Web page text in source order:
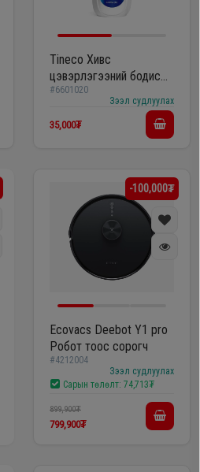
Tineco Хивс
цэвэрлэгээний бодис
1литр
#6601020
Зээл судлуулах
35,000₮
-100,000₮
Ecovacs Deebot Y1 pro
Робот тоос сорогч
#4212004
Зээл судлуулах
Сарын төлөлт: 74,713₮
899,900₮
799,900₮